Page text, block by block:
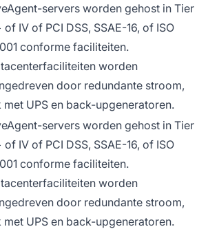
servers worden gehost in Tier
of IV of PCI DSS, SSAE-16, of ISO
conforme faciliteiten.
worden
door redundante stroom,
met UPS en back-upgeneratoren.
servers worden gehost in Tier
of IV of PCI DSS, SSAE-16, of ISO
conforme faciliteiten.
worden
door redundante stroom,
met UPS en back-upgeneratoren.